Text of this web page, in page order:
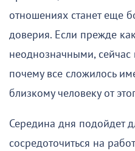
отношениях станет еще
доверия. Если прежде
неоднозначными,
почему все сложилось
близкому человеку от
Середина дня подойдет
сосредоточиться на